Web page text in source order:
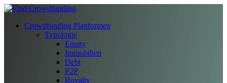
Crowdfunding Plattformen
Typologie
Equity
Immobilien
Debt
P2P
Royalty